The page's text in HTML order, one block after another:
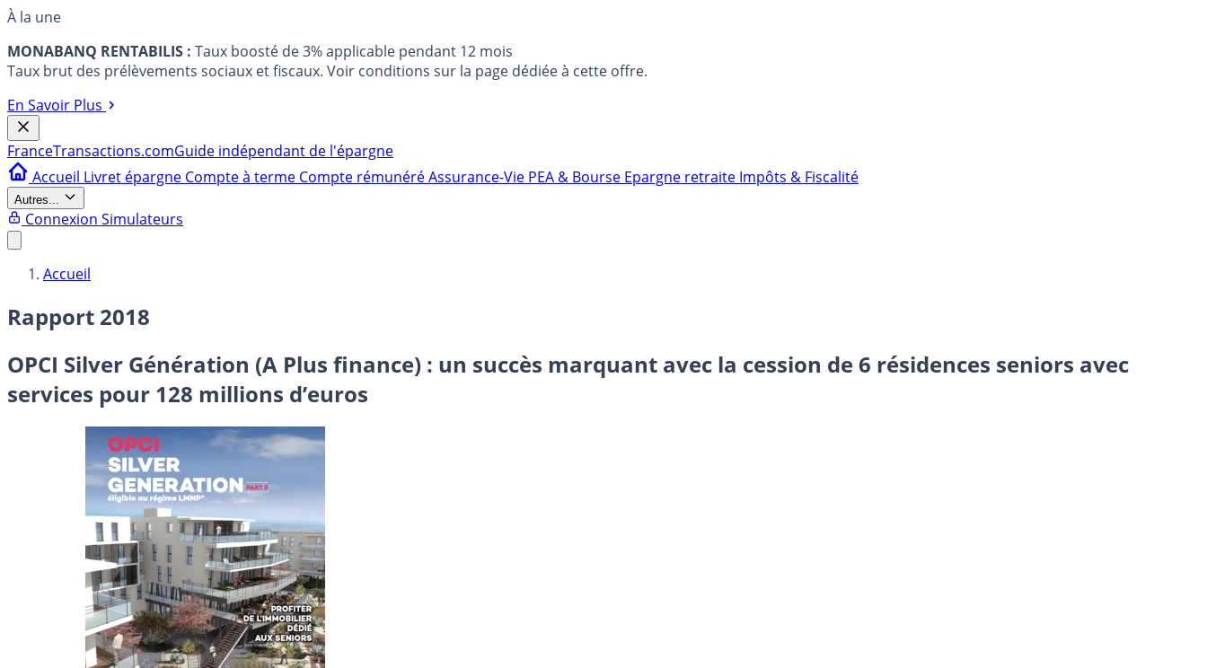
À la une
MONABANQ RENTABILIS : Taux boosté de 3% applicable pendant 12 mois
Taux brut des prélèvements sociaux et fiscaux. Voir conditions sur la page dédiée à cette offre.
En Savoir Plus
FranceTransactions.comGuide indépendant de l'épargne
Accueil Livret épargne Compte à terme Compte rémunéréAssurance-Vie PEA & Bourse Epargne retraite Impôts & Fiscalité
Autres...
Connexion Simulateurs
Accueil
Rapport 2018
OPCI Silver Génération (A Plus finance) : un succès marquant avec la cession de 6 résidences seniors avec
services pour 128 millions d’euros